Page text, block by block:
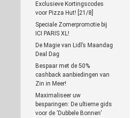
Exclusieve Kortingscodes
voor Pizza Hut! [21/8]
Speciale Zomerpromotie bij
ICI PARIS XL!
De Magie van Lidl’s Maandag
Deal Dag
Bespaar met de 50%
cashback aanbiedingen van
Zin in Meer!
Maximaliseer uw
besparingen: De ultieme gids
voor de ‘Dubbele Bonnen’